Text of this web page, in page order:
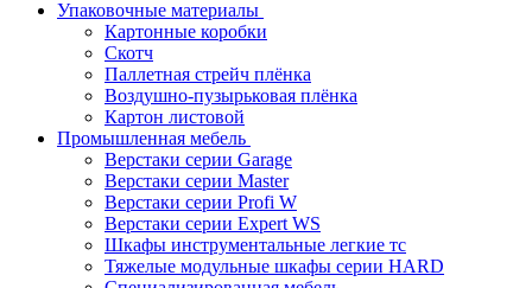
Упаковочные материалы
Картонные коробки
Скотч
Паллетная стрейч плёнка
Воздушно-пузырьковая плёнка
Картон листовой
Промышленная мебель
Верстаки серии Garage
Верстаки серии Master
Верстаки серии Profi W
Верстаки серии Expert WS
Шкафы инструментальные легкие тс
Тяжелые модульные шкафы серии HARD